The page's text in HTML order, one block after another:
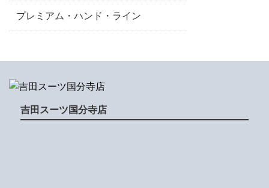
プレミアム・ハンド・ライン
吉田スーツ国分寺店